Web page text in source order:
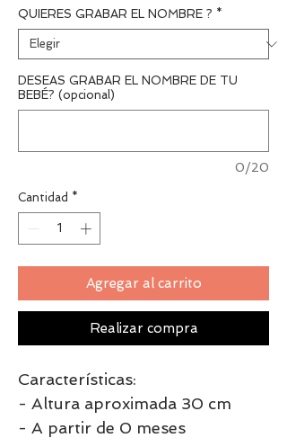
oferta
QUIERES GRABAR EL NOMBRE ? *
DESEAS GRABAR EL NOMBRE DE TU
BEBÉ? (opcional)
0/20
Cantidad *
Agregar al carrito
Realizar compra
Características:
- Altura aproximada 30 cm
- A partir de 0 meses